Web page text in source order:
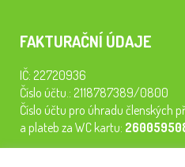
FAKTURAČNÍ ÚDAJE
IČ: 22720936
Číslo účtu.: 2118787389/0800
Číslo účtu pro úhradu členských
a plateb za WC kartu: